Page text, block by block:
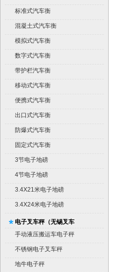
标准式汽车衡
混凝土式汽车衡
模拟式汽车衡
数字式汽车衡
带护栏汽车衡
移动式汽车衡
便携式汽车衡
出口式汽车衡
防爆式汽车衡
固定式汽车衡
3节电子地磅
4节电子地磅
3.4X21米电子地磅
3.4X24米电子地磅
电子叉车秤（无锡叉车
秤）
手动液压搬运车电子秤
不锈钢电子叉车秤
地牛电子秤